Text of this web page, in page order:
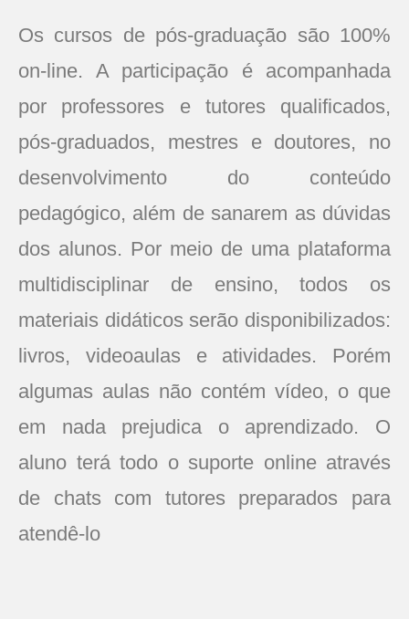
Os cursos de pós-graduação são 100%
on-line. A participação é acompanhada
por professores e tutores qualificados,
pós-graduados, mestres e doutores, no
desenvolvimento do conteúdo
pedagógico, além de sanarem as dúvidas
dos alunos. Por meio de uma plataforma
multidisciplinar de ensino, todos os
materiais didáticos serão disponibilizados:
livros, videoaulas e atividades. Porém
algumas aulas não contém vídeo, o que
em nada prejudica o aprendizado. O
aluno terá todo o suporte online através
de chats com tutores preparados para
atendê-lo